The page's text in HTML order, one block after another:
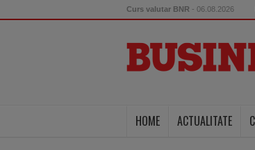
Curs valutar BNR - 06.08.2026
HOME ACTUALITATE